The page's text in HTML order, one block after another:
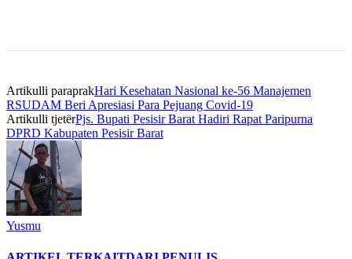
Artikulli paraprakHari Kesehatan Nasional ke-56 Manajemen
RSUDAM Beri Apresiasi Para Pejuang Covid-19
Artikulli tjetërPjs. Bupati Pesisir Barat Hadiri Rapat Paripurna
DPRD Kabupaten Pesisir Barat
Yusmu